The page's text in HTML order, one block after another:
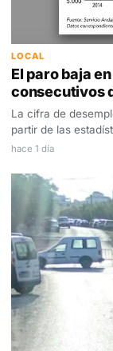
LOCAL
El paro baja
consecutivos
La cifra de
partir de las
hace 1 día